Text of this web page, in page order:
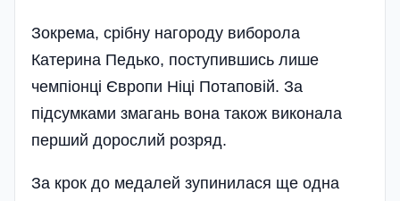
Зокрема, срібну нагороду виборола
Катерина Педько, поступившись лише
чемпіонці Європи Ніці Потаповій. За
підсумками змагань вона також виконала
перший дорослий розряд.
За крок до медалей зупинилася ще одна